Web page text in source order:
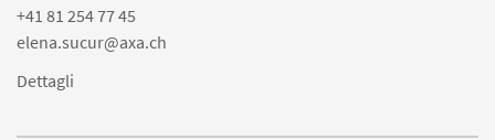
+41 81 254 77 45
elena.sucur@axa.ch
Dettagli